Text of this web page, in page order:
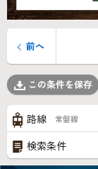
前へ
この条件を保存
路線 常磐線
検索条件